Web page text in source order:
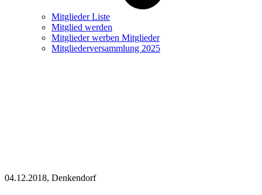
Mitglieder Liste
Mitglied werden
Mitglieder werben Mitglieder
Mitgliederversammlung 2025
04.12.2018, Denkendorf